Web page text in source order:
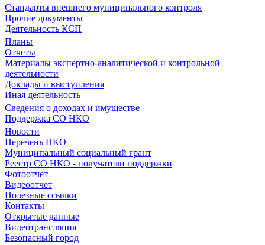
Стандарты внешнего муниципального контроля
Прочие документы
Деятельность КСП
Планы
Отчеты
Материалы экспертно-аналитической и контрольной
деятельности
Доклады и выступления
Иная деятельность
Сведения о доходах и имуществе
Поддержка СО НКО
Новости
Перечень НКО
Муниципальный социальный грант
Реестр СО НКО - получатели поддержки
Фотоотчет
Видеоотчет
Полезные ссылки
Контакты
Открытые данные
Видеотрансляция
Безопасный город